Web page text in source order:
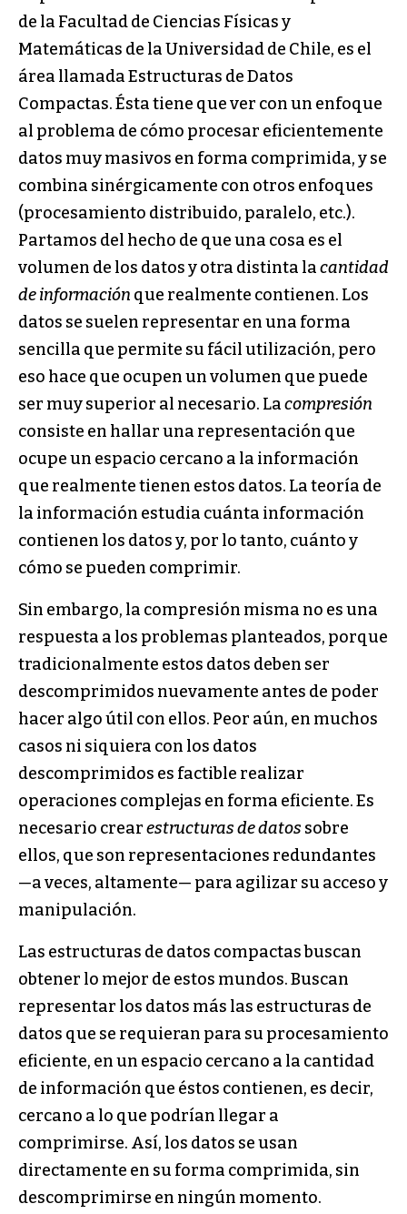
de la Facultad de Ciencias Físicas y
Matemáticas de la Universidad de Chile, es el
área llamada Estructuras de Datos
Compactas. Ésta tiene que ver con un enfoque
al problema de cómo procesar eficientemente
datos muy masivos en forma comprimida, y se
combina sinérgicamente con otros enfoques
(procesamiento distribuido, paralelo, etc.).
Partamos del hecho de que una cosa es el
volumen de los datos y otra distinta lacantidad
de información que realmente contienen. Los
datos se suelen representar en una forma
sencilla que permite su fácil utilización, pero
eso hace que ocupen un volumen que puede
ser muy superior al necesario. Lacompresión
consiste en hallar una representación que
ocupe un espacio cercano a la información
que realmente tienen estos datos. La teoría de
la información estudia cuánta información
contienen los datos y, por lo tanto, cuánto y
cómo se pueden comprimir.
Sin embargo, la compresión misma no es una
respuesta a los problemas planteados, porque
tradicionalmente estos datos deben ser
descomprimidos nuevamente antes de poder
hacer algo útil con ellos. Peor aún, en muchos
casos ni siquiera con los datos
descomprimidos es factible realizar
operaciones complejas en forma eficiente. Es
necesario crearestructuras de datos sobre
ellos, que son representaciones redundantes
—a veces, altamente— para agilizar su acceso y
manipulación.
Las estructuras de datos compactas buscan
obtener lo mejor de estos mundos. Buscan
representar los datos más las estructuras de
datos que se requieran para su procesamiento
eficiente, en un espacio cercano a la cantidad
de información que éstos contienen, es decir,
cercano a lo que podrían llegar a
comprimirse. Así, los datos se usan
directamente en su forma comprimida, sin
descomprimirse en ningún momento.